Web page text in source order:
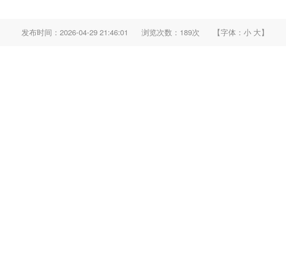
发布时间：2026-04-29 21:46:01 浏览次数： 189次 【字体：小 大】